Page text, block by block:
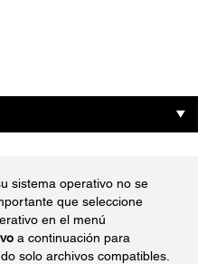
sistema operativo no se
que seleccione
en el menú
a continuación para
solo archivos compatibles.